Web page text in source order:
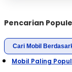
Pencarian
Cari Mobil
Mobil Paling